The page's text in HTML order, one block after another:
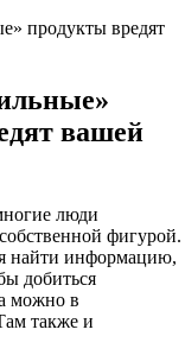
вашей
люди
фигурой.
найти информацию,
добиться
можно в
также и